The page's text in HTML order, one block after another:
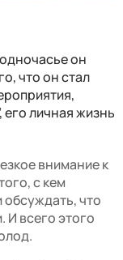
он
что он стал
его личная жизнь
внимание к
с кем
обсуждать, что
И всего этого